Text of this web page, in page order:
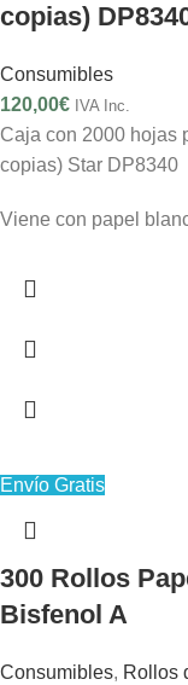
copias)
Consumibles
120,00€ IVA Inc.
Caja con 2000 hojas
copias) Star DP8340
Viene con papel
Envío Gratis
300 Rollos
Bisfenol A
Consumibles, Rollos